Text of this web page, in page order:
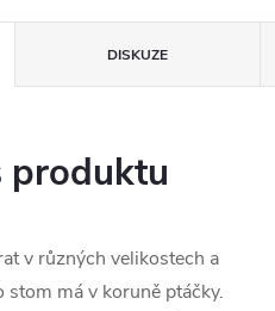
DISKUZE
produktu
v různých velikostech a
stom má v koruně ptáčky.